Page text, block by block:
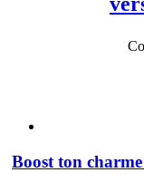
Boost ton